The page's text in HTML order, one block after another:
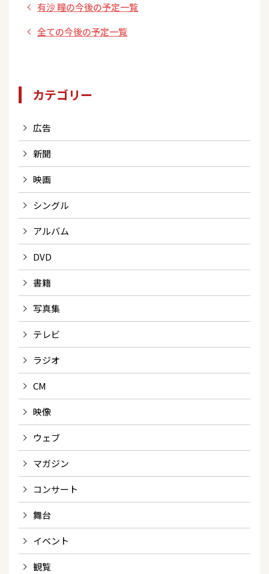
ト＜16:00～ 兵庫
県/イズミヤSC昆陽
有沙 瞳の今後の予定一覧
全ての今後の予定一覧
カテゴリー
広告
新聞
映画
シングル
アルバム
DVD
書籍
写真集
テレビ
ラジオ
CM
映像
ウェブ
マガジン
コンサート
舞台
イベント
観覧